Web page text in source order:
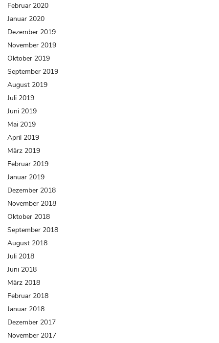
Februar 2020
Januar 2020
Dezember 2019
November 2019
Oktober 2019
September 2019
August 2019
Juli 2019
Juni 2019
Mai 2019
April 2019
März 2019
Februar 2019
Januar 2019
Dezember 2018
November 2018
Oktober 2018
September 2018
August 2018
Juli 2018
Juni 2018
März 2018
Februar 2018
Januar 2018
Dezember 2017
November 2017